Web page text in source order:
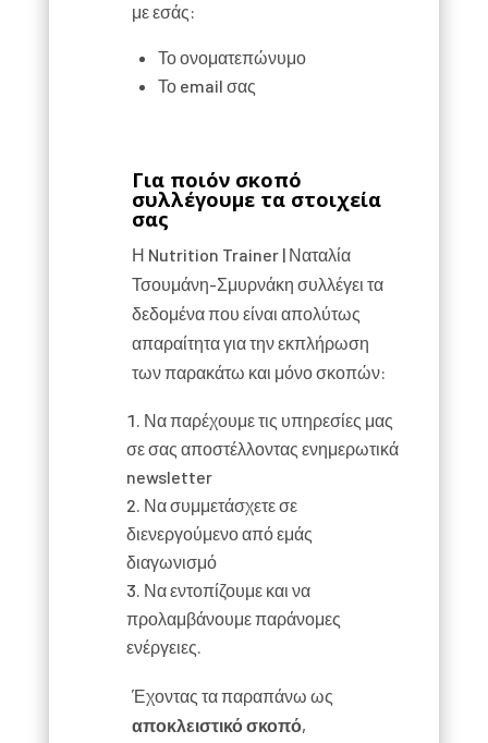
με εσάς:
Το ονοματεπώνυμο
Το email σας
Για ποιόν σκοπό
συλλέγουμε τα στοιχεία
σας
Η Nutrition Trainer | Ναταλία
Τσουμάνη-Σμυρνάκη συλλέγει τα
δεδομένα που είναι απολύτως
απαραίτητα για την εκπλήρωση
των παρακάτω και μόνο σκοπών:
Να παρέχουμε τις υπηρεσίες μας
σε σας αποστέλλοντας ενημερωτικά
newsletter
Να συμμετάσχετε σε
διενεργούμενο από εμάς
διαγωνισμό
Να εντοπίζουμε και να
προλαμβάνουμε παράνομες
ενέργειες.
Έχοντας τα παραπάνω ως
αποκλειστικό σκοπό,